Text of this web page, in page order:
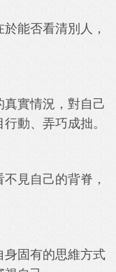
能否看清別人，
真實情況，對自己
動、弄巧成拙。
見自己的背脊，
身固有的思維方式